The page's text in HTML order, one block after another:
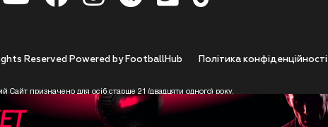
Полiтика конфiденцiйностi
Reserved Powered by FootballHub
Сайт призначено для осіб старше 21 (двадцяти одного) року.
https://footballhub.ua, Користувач цим підтверджує, що досяг 21-річного віку.
не досягли 21-річного віку - не розпочинайте або припиніть користування Сайтом.